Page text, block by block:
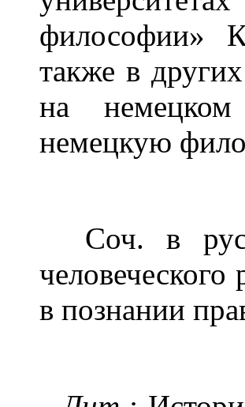
философии»
также в
на
немецкую
Соч. в рус.
в познании